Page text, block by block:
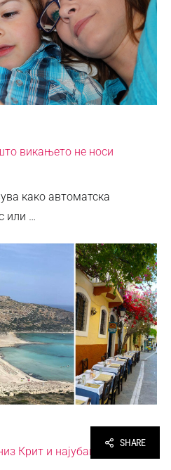
викањето не носи
како автоматска
или …
Крит и најубавите плажи
SHARE